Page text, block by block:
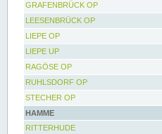
GRAFENBRÜCK OP
LEESENBRÜCK OP
LIEPE OP
LIEPE UP
RAGÖSE OP
RUHLSDORF OP
STECHER OP
HAMME
RITTERHUDE